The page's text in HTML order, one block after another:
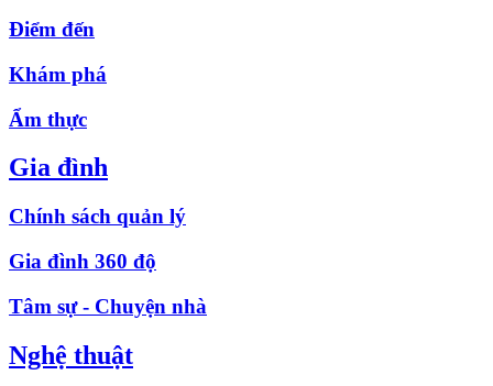
Điểm đến
Khám phá
Ẩm thực
Gia đình
Chính sách quản lý
Gia đình 360 độ
Tâm sự - Chuyện nhà
Nghệ thuật